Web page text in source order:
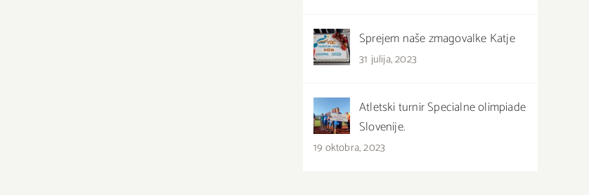
Sprejem naše zmagovalke Katje
31 julija, 2023
Atletski turnir Specialne olimpiade
Slovenije.
19 oktobra, 2023